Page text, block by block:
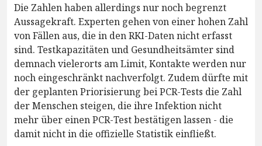
Die Zahlen haben allerdings nur noch begrenzt
Aussagekraft. Experten gehen von einer hohen Zahl
von Fällen aus, die in den RKI-Daten nicht erfasst
sind. Testkapazitäten und Gesundheitsämter sind
demnach vielerorts am Limit, Kontakte werden nur
noch eingeschränkt nachverfolgt. Zudem dürfte mit
der geplanten Priorisierung bei PCR-Tests die Zahl
der Menschen steigen, die ihre Infektion nicht
mehr über einen PCR-Test bestätigen lassen - die
damit nicht in die offizielle Statistik einfließt.